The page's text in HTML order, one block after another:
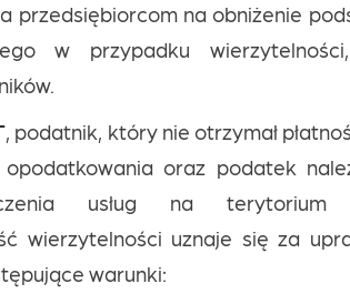
przedsiębiorcom na obniżenie
w przypadku
, podatnik, który nie otrzymał
oraz podatek
usług na
wierzytelności uznaje się za
warunki: